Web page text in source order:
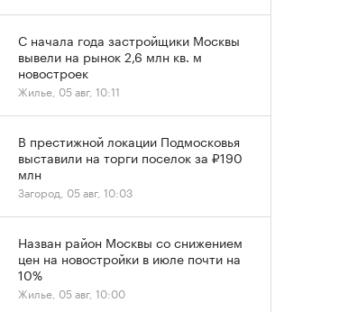
С начала года застройщики Москвы
вывели на рынок 2,6 млн кв. м
новостроек
Жилье, 05 авг, 10:11
В престижной локации Подмосковья
выставили на торги поселок за ₽190
млн
Загород, 05 авг, 10:03
Назван район Москвы со снижением
цен на новостройки в июле почти на
10%
Жилье, 05 авг, 10:00